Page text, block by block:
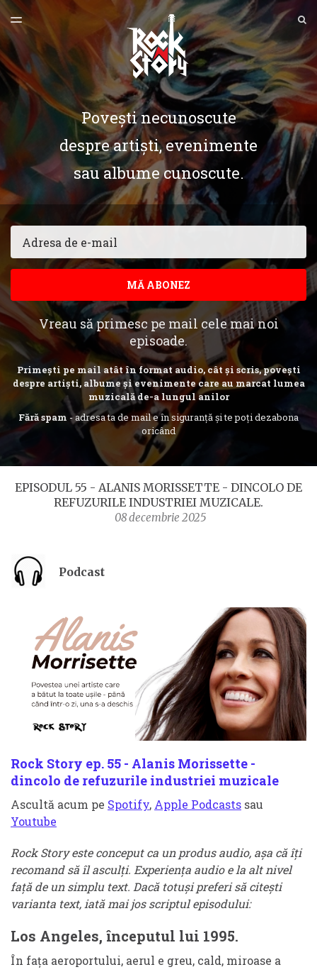
ULTIMA EDIȚIE
ARHIVE
TOGGLE
MENU
Povești necunoscute
despre artiști, evenimente
sau albume cunoscute.
MĂ ABONEZ
Vreau să primesc pe mail cele mai noi
episoade.
Primești pe mail atât în format audio, cât și scris, povești
despre artiști, albume și evenimente care au marcat lumea
muzicală de-a lungul anilor
Fără spam - adresa ta de mail e în siguranță și te poți dezabona
oricând
EPISODUL 55 - ALANIS MORISSETTE - DINCOLO DE
REFUZURILE INDUSTRIEI MUZICALE.
08 decembrie 2025
Podcast
Rock Story ep. 55 - Alanis Morissette -
dincolo de refuzurile industriei muzicale
Ascultă acum pe Spotify, Apple Podcasts sau
Youtube
Rock Story este conceput ca un produs audio, așa că îți
recomand să îl asculți. Experiența audio e la alt nivel
față de un simplu text. Dacă totuși preferi să citești
varianta text, iată mai jos scriptul episodului:
Los Angeles, începutul lui 1995.
În fața aeroportului, aerul e greu, cald, miroase a